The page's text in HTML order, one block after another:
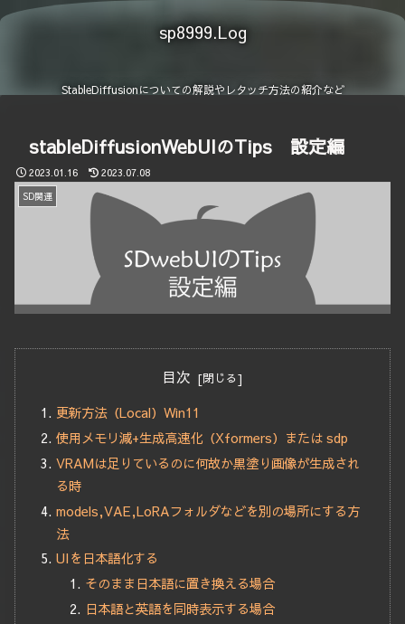
sp8999.Log
StableDiffusionについての解説やレタッチ方法の紹介など
stableDiffusionWebUIのTips 設定編
SD関連
2023.01.16 2023.07.08
目次
更新方法（Local）Win11
使用メモリ減+生成高速化（Xformers）または sdp
VRAMは足りているのに何故か黒塗り画像が生成され
る時
models,VAE,LoRAフォルダなどを別の場所にする方
法
UIを日本語化する
そのまま日本語に置き換える場合
日本語と英語を同時表示する場合